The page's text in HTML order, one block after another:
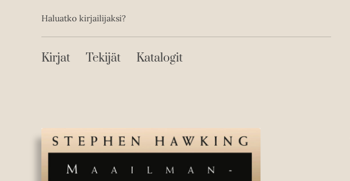
sisältöönToissijainen
Haluatko kirjailijaksi?
Päävalikko
Kirjat Tekijät Katalogit